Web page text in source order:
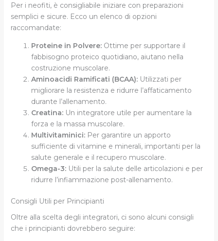
Per i neofiti, è consigliabile iniziare con preparazioni
semplici e sicure. Ecco un elenco di opzioni
raccomandate:
Proteine in Polvere:Ottime per supportare il
fabbisogno proteico quotidiano, aiutano nella
costruzione muscolare.
Aminoacidi Ramificati (BCAA):Utilizzati per
migliorare la resistenza e ridurre l’affaticamento
durante l’allenamento.
Creatina:Un integratore utile per aumentare la
forza e la massa muscolare.
Multivitaminici:Per garantire un apporto
sufficiente di vitamine e minerali, importanti per la
salute generale e il recupero muscolare.
Omega-3:Utili per la salute delle articolazioni e per
ridurre l’infiammazione post-allenamento.
Consigli Utili per Principianti
Oltre alla scelta degli integratori, ci sono alcuni consigli
che i principianti dovrebbero seguire: